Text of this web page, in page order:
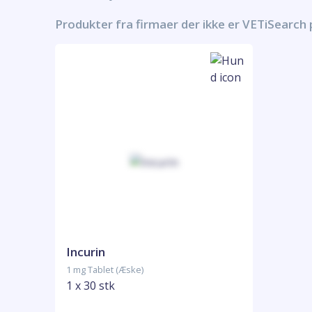
Produkter fra firmaer der ikke er VETiSearch
Incurin
1 mg Tablet (Æske)
1 x 30 stk